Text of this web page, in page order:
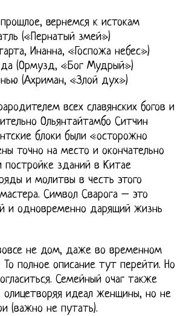
вернемся к истокам
(«Пернатый змей»)
Инанна, «Госпожа небес»)
(Ормузд, «Бог Мудрый»)
(Ахриман, «Злой дух»)
всех славянских богов и
Ольянтайтамбо Ситчин
блоки были «осторожно
точно на место и окончательно
постройке зданий в Китае
и молитвы в честь этого
Символ Сварога – это
и одновременно дарящий жизнь
не дом, даже во временном
То полное описание тут перейти. Но
Семейный очаг также
олицетворяя идеал женщины, но не
(важно не путать).